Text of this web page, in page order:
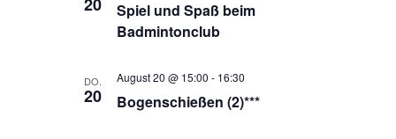
20
Spiel und Spaß beim
Badmintonclub
DO.
20 Bogenschießen (2)***
August 20 @ 15:00 - 16:30